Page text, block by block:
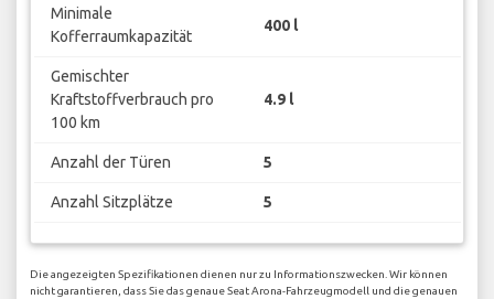
Minimale
Kofferraumkapazität
400 l
Gemischter
Kraftstoffverbrauch pro
100 km
4.9 l
Anzahl der Türen 5
Anzahl Sitzplätze 5
Die angezeigten Spezifikationen dienen nur zu Informationszwecken. Wir können
nicht garantieren, dass Sie das genaue Seat Arona-Fahrzeugmodell und die genauen